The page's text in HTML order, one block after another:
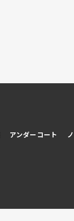
アンダーコート